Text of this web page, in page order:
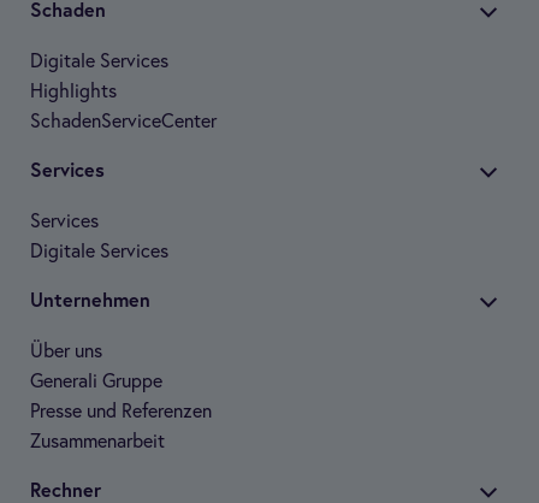
Scha­den
Digi­tale Ser­vices
High­lights
Scha­den­Ser­vice­Cen­ter
Ser­vices
Ser­vices
Digi­tale Ser­vices
Unter­neh­men
Über uns
Gene­rali Gruppe
Presse und Refe­ren­zen
Zusam­men­ar­beit
Rech­ner